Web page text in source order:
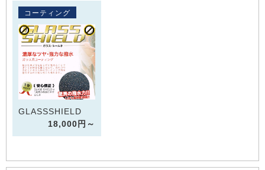
コーティング
GLASSSHIELD
18,000円～